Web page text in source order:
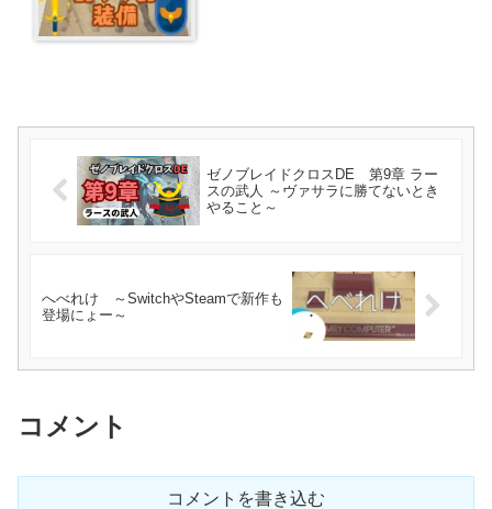
ゼノブレイドクロスDE 第9章 ラー
スの武人 ～ヴァサラに勝てないとき
やること～
へべれけ ～SwitchやSteamで新作も
登場にょー～
コメント
コメントを書き込む